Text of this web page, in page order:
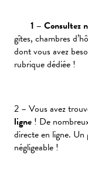
1 – Consultez
gîtes, chambres
dont vous avez
rubrique dédiée !
2 – Vous avez
ligne ! De
directe en ligne. Un
négligeable !